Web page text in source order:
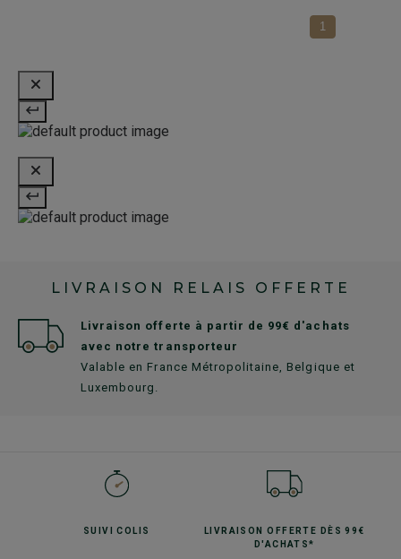
1
LIVRAISON RELAIS OFFERTE
Livraison offerte à partir de 99€ d'achats
avec notre transporteur
Valable en France Métropolitaine, Belgique et
Luxembourg.
SUIVICOLIS LIVRAISON OFFERTE
DÈS 99€
D'ACHATS*